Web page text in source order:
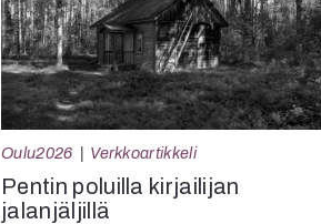
Oulu2026 Verkkoartikkeli
Pentin poluilla kirjailijan
jalanjäljillä